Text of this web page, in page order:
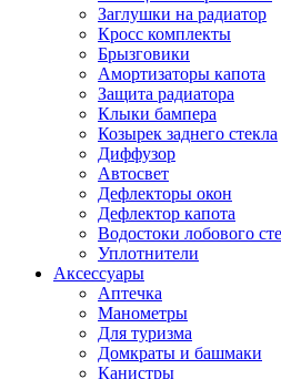
Заглушки на радиатор
Кросс комплекты
Брызговики
Амортизаторы капота
Защита радиатора
Клыки бампера
Козырек заднего стекла
Диффузор
Автосвет
Дефлекторы окон
Дефлектор капота
Водостоки лобового
Уплотнители
Аксессуары
Аптечка
Манометры
Для туризма
Домкраты и башмаки
Канистры